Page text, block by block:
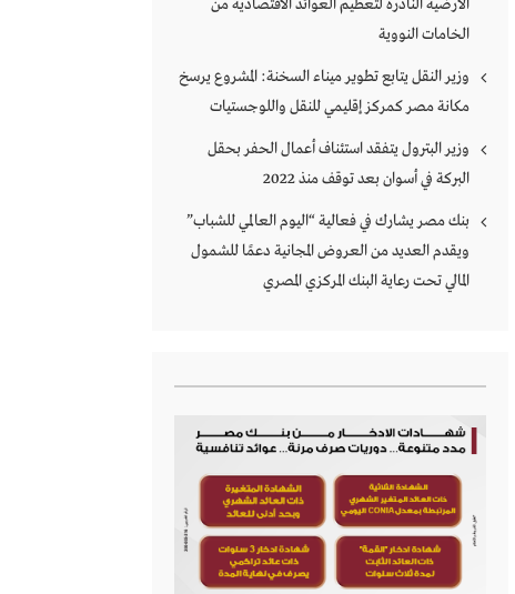
الخامات النووية
وزير النقل يتابع تطوير ميناء السخنة: المشروع يرسخ
مكانة مصر كمركز إقليمي للنقل واللوجستيات
وزير البترول يتفقد استئناف أعمال الحفر بحقل
البركة في أسوان بعد توقف منذ 2022
بنك مصر يشارك في فعالية “اليوم العالمي للشباب”
ويقدم العديد من العروض المجانية دعمًا للشمول
المالي تحت رعاية البنك المركزي المصري